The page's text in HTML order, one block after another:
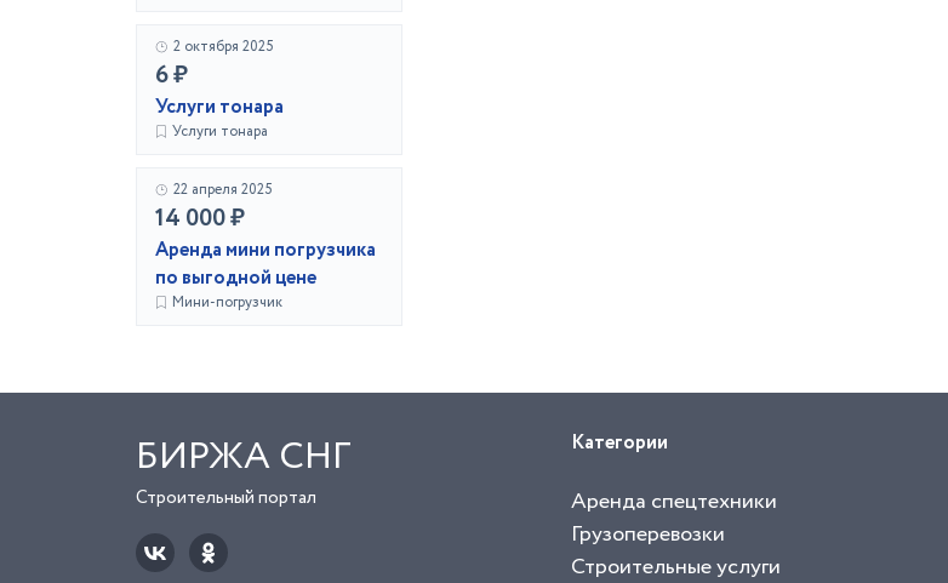
2 октября 2025
6 ₽
Услуги тонара
Услуги тонара
22 апреля 2025
14 000 ₽
Аренда мини погрузчика
по выгодной цене
Мини-погрузчик
БИРЖА СНГ
Строительный портал
Категории
Аренда спецтехники
Грузоперевозки
Строительные услуги